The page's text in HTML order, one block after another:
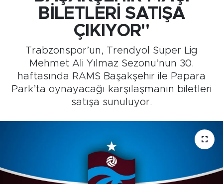
BİLETLERİ SATIŞA
ÇIKIYOR"
Trabzonspor’un, Trendyol Süper Lig
Mehmet Ali Yılmaz Sezonu’nun 30.
haftasında RAMS Başakşehir ile Papara
Park’ta oynayacağı karşılaşmanın biletleri
satışa sunuluyor.
Medya
Siyaset
Teknoloji
Köşe Yazarları